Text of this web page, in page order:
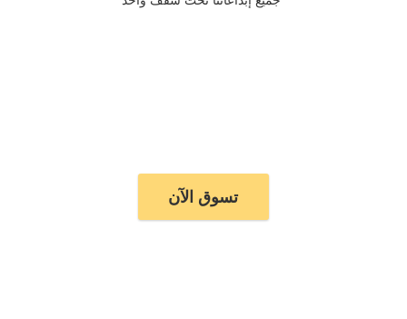
تسوق الآن